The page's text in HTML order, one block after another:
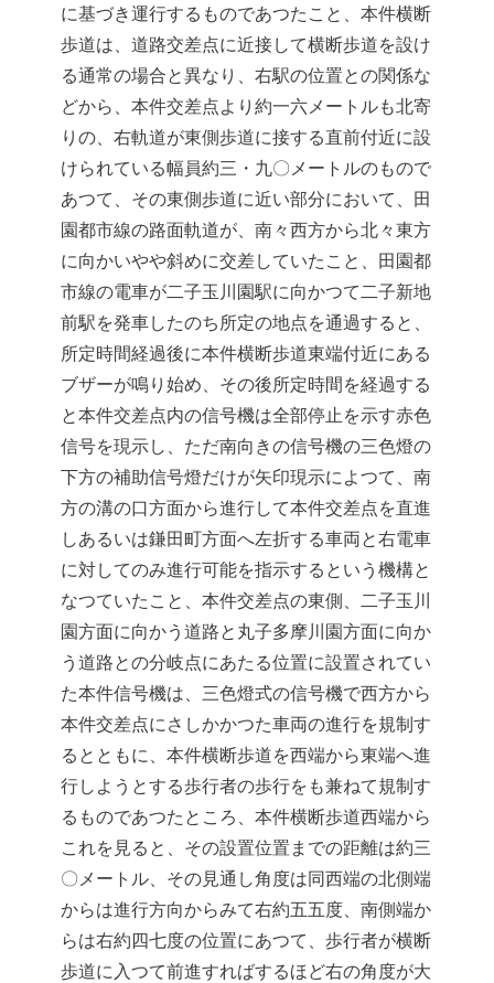
に基づき運行するものであつたこと、本件横断
歩道は、道路交差点に近接して横断歩道を設け
る通常の場合と異なり、右駅の位置との関係な
どから、本件交差点より約一六メートルも北寄
りの、右軌道が東側歩道に接する直前付近に設
けられている幅員約三・九〇メートルのもので
あつて、その東側歩道に近い部分において、田
園都市線の路面軌道が、南々西方から北々東方
に向かいやや斜めに交差していたこと、田園都
市線の電車が二子玉川園駅に向かつて二子新地
前駅を発車したのち所定の地点を通過すると、
所定時間経過後に本件横断歩道東端付近にある
ブザーが鳴り始め、その後所定時間を経過する
と本件交差点内の信号機は全部停止を示す赤色
信号を現示し、ただ南向きの信号機の三色燈の
下方の補助信号燈だけが矢印現示によつて、南
方の溝の口方面から進行して本件交差点を直進
しあるいは鎌田町方面へ左折する車両と右電車
に対してのみ進行可能を指示するという機構と
なつていたこと、本件交差点の東側、二子玉川
園方面に向かう道路と丸子多摩川園方面に向か
う道路との分岐点にあたる位置に設置されてい
た本件信号機は、三色燈式の信号機で西方から
本件交差点にさしかかつた車両の進行を規制す
るとともに、本件横断歩道を西端から東端へ進
行しようとする歩行者の歩行をも兼ねて規制す
るものであつたところ、本件横断歩道西端から
これを見ると、その設置位置までの距離は約三
〇メートル、その見通し角度は同西端の北側端
からは進行方向からみて右約五五度、南側端か
らは右約四七度の位置にあつて、歩行者が横断
歩道に入つて前進すればするほど右の角度が大